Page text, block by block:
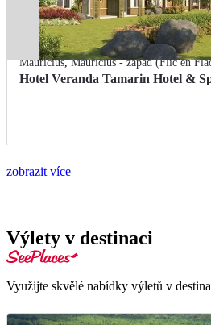
Mauricius,Mauricius - západ (Flic en
Hotel Veranda Tamarin Hotel &
zobrazit více
Výlety v destinaci
Využijte skvělé nabídky výletů v